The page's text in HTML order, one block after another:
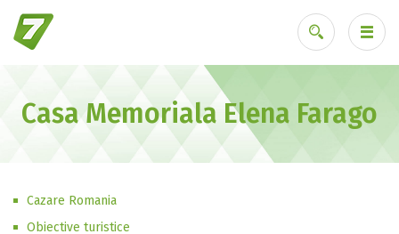
Ai uitat parola?
Casa Memoriala Elena Farago
Cazare Romania
Obiective turistice